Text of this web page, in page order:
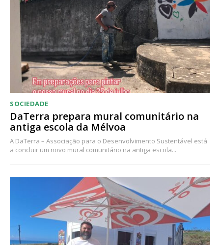
assinantes
Ofertas para assinatura anual
Escolha o plano
SOCIEDADE
DaTerra prepara mural comunitário na
antiga escola da Mélvoa
A DaTerra – Associação para o Desenvolvimento Sustentável está
a concluir um novo mural comunitário na antiga escola...